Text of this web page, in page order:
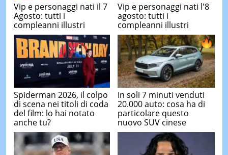
Vip e personaggi nati il 7
Agosto: tutti i
compleanni illustri
Vip e personaggi nati l'8
agosto: tutti i
compleanni illustri
Spiderman 2026, il colpo
di scena nei titoli di coda
del film: lo hai notato
anche tu?
In soli 7 minuti venduti
20.000 auto: cosa ha di
particolare questo
nuovo SUV cinese